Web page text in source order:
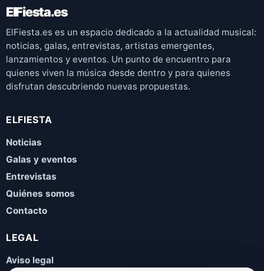
ElFiesta.es
ElFiesta.es es un espacio dedicado a la actualidad musical:
noticias, galas, entrevistas, artistas emergentes,
lanzamientos y eventos. Un punto de encuentro para
quienes viven la música desde dentro y para quienes
disfrutan descubriendo nuevas propuestas.
ELFIESTA
Noticias
Galas y eventos
Entrevistas
Quiénes somos
Contacto
LEGAL
Aviso legal